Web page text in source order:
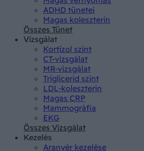
ADHD tünetei
Magas koleszterin
Összes Tünet
Vizsgálat
Kortizol szint
CT-vizsgálat
MR-vizsgálat
Triglicerid szint
LDL-koleszterin
Magas CRP
Mammográfia
EKG
Összes Vizsgálat
Kezelés
Aranyér kezelése